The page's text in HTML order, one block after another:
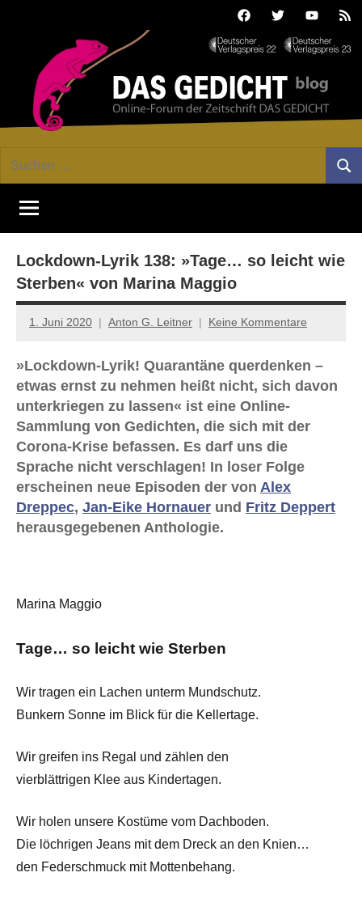
FacebookTwitterYoutube
GEDICHT
blog
Forum
von
DAS
Lyrik,
Essay
Suchen
Lockdown-Lyrik 138: »Tage… so leicht wie
Sterben« von Marina Maggio
1. Juni 2020 Anton G. Leitner Keine Kommentare
»Lockdown-Lyrik! Quarantäne querdenken –
etwas ernst zu nehmen heißt nicht, sich davon
unterkriegen zu lassen« ist eine Online-
Sammlung von Gedichten, die sich mit der
Corona-Krise befassen. Es darf uns die
Sprache nicht verschlagen! In loser Folge
erscheinen neue Episoden der von Alex
Dreppec, Jan-Eike Hornauer und Fritz Deppert
herausgegebenen Anthologie.
Marina Maggio
Tage… so leicht wie Sterben
Wir tragen ein Lachen unterm Mundschutz.
Bunkern Sonne im Blick für die Kellertage.
Wir greifen ins Regal und zählen den
vierblättrigen Klee aus Kindertagen.
Wir holen unsere Kostüme vom Dachboden.
Die löchrigen Jeans mit dem Dreck an den Knien…
den Federschmuck mit Mottenbehang.